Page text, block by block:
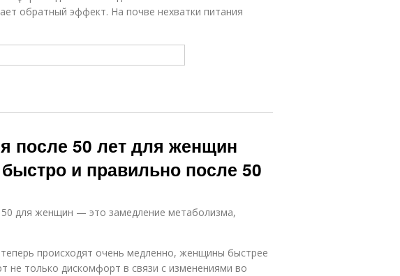
обратный эффект. На почве нехватки питания
после 50 лет для женщин
и правильно после 50
50 для женщин — это замедление метаболизма,
происходят очень медленно, женщины быстрее
не только дискомфорт в связи с изменениями во